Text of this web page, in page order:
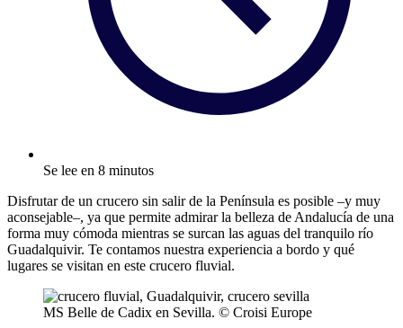
Se lee en 8 minutos
Disfrutar de un crucero sin salir de la Península es posible –y muy
aconsejable–, ya que permite admirar la belleza de Andalucía de una
forma muy cómoda mientras se surcan las aguas del tranquilo río
Guadalquivir. Te contamos nuestra experiencia a bordo y qué
lugares se visitan en este crucero fluvial.
MS Belle de Cadix en Sevilla. © Croisi Europe